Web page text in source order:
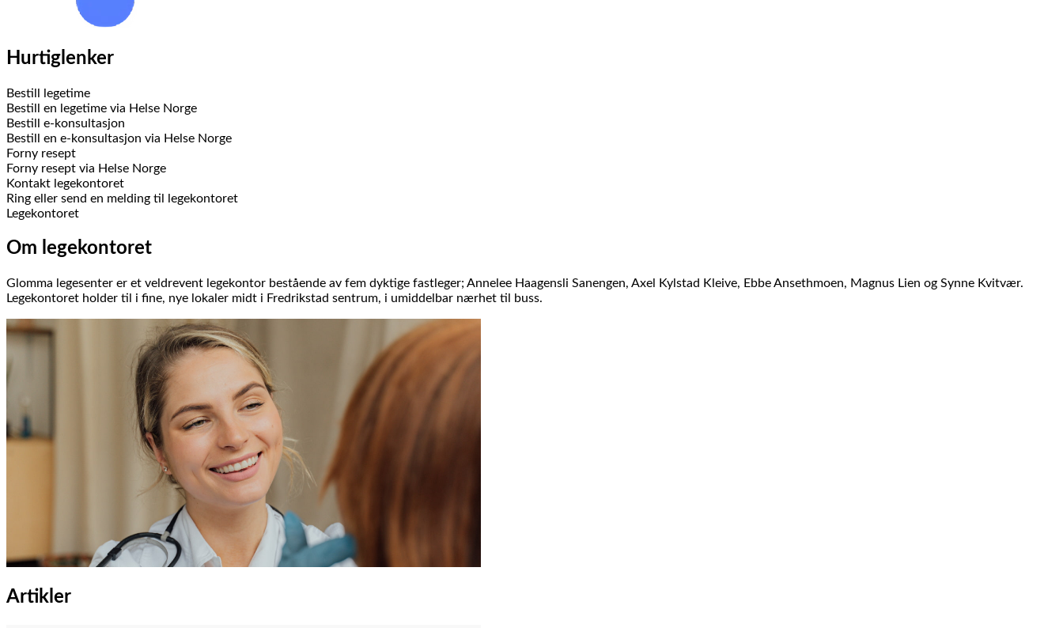
Hurtiglenker
Bestill legetime
Bestill en legetime via Helse Norge
Bestill e-konsultasjon
Bestill en e-konsultasjon via Helse Norge
Forny resept
Forny resept via Helse Norge
Kontakt legekontoret
Ring eller send en melding til legekontoret
Legekontoret
Om legekontoret
Glomma legesenter er et veldrevent legekontor bestående av fem dyktige fastleger; Annelee Haagensli Sanengen, Axel Kylstad Kleive, Ebbe Ansethmoen, Magnus Lien og Synne Kvitvær.
Legekontoret holder til i fine, nye lokaler midt i Fredrikstad sentrum, i umiddelbar nærhet til buss.
Artikler